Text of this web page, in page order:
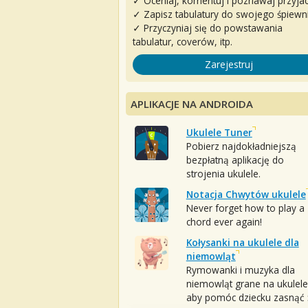
✓ Zapisz tabulatury do swojego
✓ Przyczyniaj się do powstawania
tabulatur, coverów, itp.
Zarejestruj
APLIKACJE NA ANDROIDA
Ukulele Tuner
Pobierz najdokładniejszą
bezpłatną aplikację do
strojenia ukulele.
Notacja Chwytów ukulele
Never forget how to play a
chord ever again!
Kołysanki na ukulele dla
niemowląt
Rymowanki i muzyka dla
niemowląt grane na
aby pomóc dziecku zasnąć